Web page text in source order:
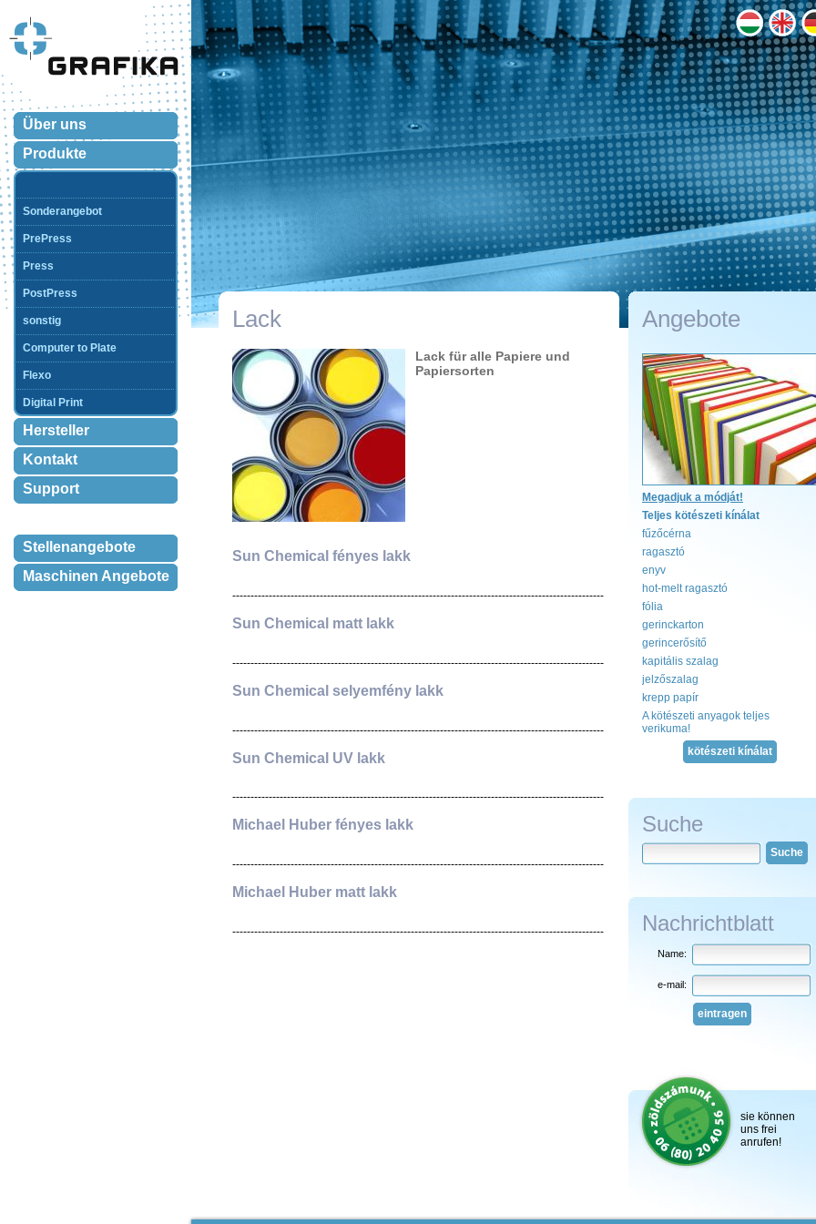
Lack
Lack für alle Papiere und
Papiersorten
Sun Chemical fényes lakk
------------------------------------------------------------------------------------------------------
Sun Chemical matt lakk
------------------------------------------------------------------------------------------------------
Sun Chemical selyemfény lakk
------------------------------------------------------------------------------------------------------
Sun Chemical UV lakk
------------------------------------------------------------------------------------------------------
Michael Huber fényes lakk
------------------------------------------------------------------------------------------------------
Michael Huber matt lakk
------------------------------------------------------------------------------------------------------
Angebote
Megadjuk a módját!
Teljes kötészeti kínálat
fűzőcérna
ragasztó
enyv
hot-melt ragasztó
fólia
gerinckarton
gerincerősítő
kapitális szalag
jelzőszalag
krepp papír
A kötészeti anyagok teljes
verikuma!
kötészeti kínálat
Suche
Suche
Nachrichtblatt
Name:
e-mail:
eintragen
sie können
uns frei
anrufen!
Über uns
Produkte
Sonderangebot
PrePress
Press
PostPress
sonstig
Computer to Plate
Flexo
Digital Print
Hersteller
Kontakt
Support
Stellenangebote
Maschinen Angebote